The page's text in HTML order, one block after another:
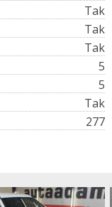
Tak
Tak
Tak
5
5
Tak
277